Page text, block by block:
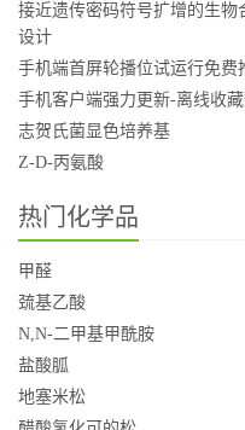
接近遗传密码符号扩增的生
设计
手机端首屏轮播位试运行免费
手机客户端强力更新-离线收藏
志贺氏菌显色培养基
Z-D-丙氨酸
热门化学品
甲醛
巯基乙酸
N,N-二甲基甲酰胺
盐酸胍
地塞米松